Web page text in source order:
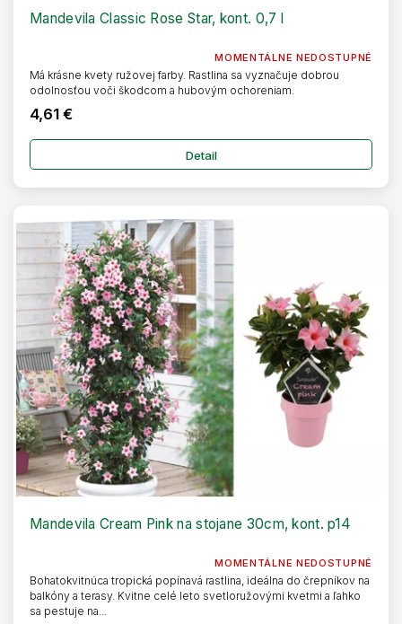
Mandevila Classic Rose Star, kont. 0,7 l
MOMENTÁLNE NEDOSTUPNÉ
4,61 €
Detail
Má krásne kvety ružovej farby. Rastlina sa vyznačuje dobrou
odolnosťou voči škodcom a hubovým ochoreniam.
Mandevila Cream Pink na stojane 30cm, kont. p14
MOMENTÁLNE NEDOSTUPNÉ
Bohatokvitnúca tropická popínavá rastlina, ideálna do črepníkov na
balkóny a terasy. Kvitne celé leto svetloružovými kvetmi a ľahko
sa pestuje na...